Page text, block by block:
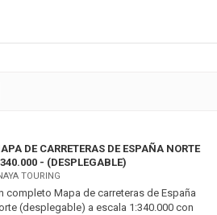
DE CARRETERAS DE ESPAÑA NORTE
- (DESPLEGABLE)
TOURING
completo Mapa de carreteras de España
(desplegable) a escala 1:340.000 con